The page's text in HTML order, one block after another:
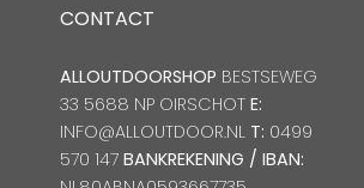
CONTACT
ALLOUTDOORSHOP BESTSEWEG
33 5688 NP OIRSCHOT E:
INFO@ALLOUTDOOR.NL T: 0499
570 147 BANKREKENING / IBAN: